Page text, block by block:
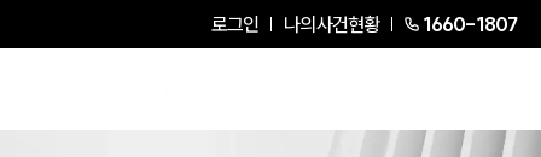
로그인 나의사건현황 1660-1807